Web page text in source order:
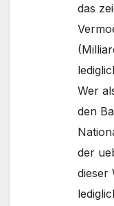
das
Wer
den
der
dieser